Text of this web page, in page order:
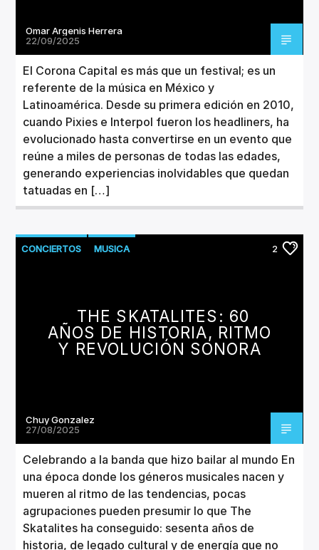
Omar Argenis Herrera
22/09/2025
El Corona Capital es más que un festival; es un
referente de la música en México y
Latinoamérica. Desde su primera edición en 2010,
cuando Pixies e Interpol fueron los headliners, ha
evolucionado hasta convertirse en un evento que
reúne a miles de personas de todas las edades,
generando experiencias inolvidables que quedan
tatuadas en […]
CONCIERTOS MUSICA 2
THE SKATALITES: 60
AÑOS DE HISTORIA, RITMO
Y REVOLUCIÓN SONORA
Chuy Gonzalez
27/08/2025
Celebrando a la banda que hizo bailar al mundo En
una época donde los géneros musicales nacen y
mueren al ritmo de las tendencias, pocas
agrupaciones pueden presumir lo que The
Skatalites ha conseguido: sesenta años de
historia, de legado cultural y de energía que no